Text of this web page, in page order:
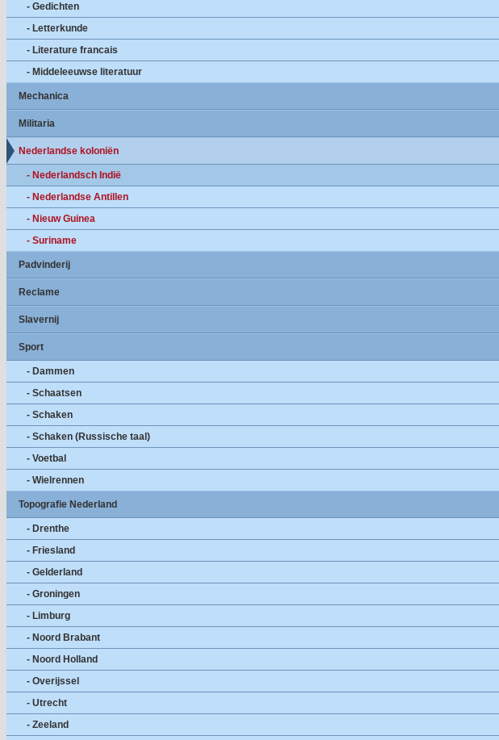
- Gedichten
- Letterkunde
- Literature francais
- Middeleeuwse literatuur
Mechanica
Militaria
Nederlandse koloniën
- Nederlandsch Indië
- Nederlandse Antillen
- Nieuw Guinea
- Suriname
Padvinderij
Reclame
Slavernij
Sport
- Dammen
- Schaatsen
- Schaken
- Schaken (Russische taal)
- Voetbal
- Wielrennen
Topografie Nederland
- Drenthe
- Friesland
- Gelderland
- Groningen
- Limburg
- Noord Brabant
- Noord Holland
- Overijssel
- Utrecht
- Zeeland